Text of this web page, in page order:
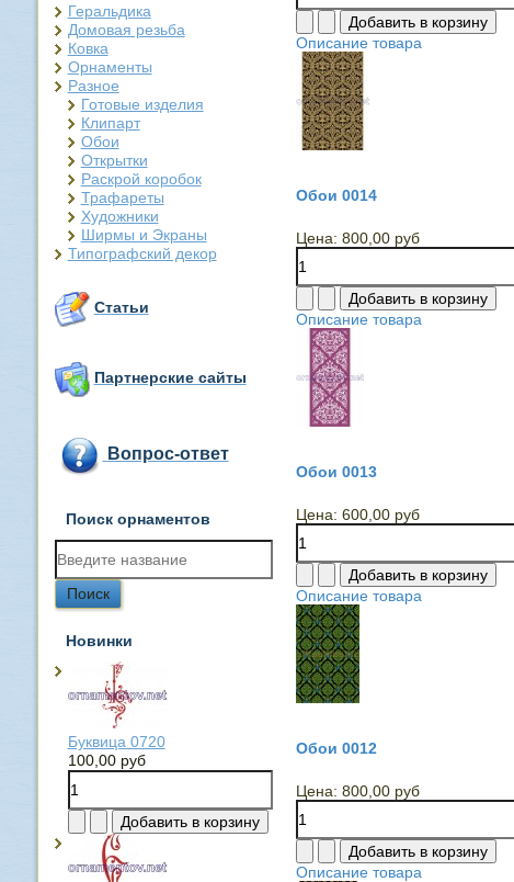
Геральдика
Домовая резьба
Ковка
Орнаменты
Разное
Готовые изделия
Клипарт
Обои
Открытки
Раскрой коробок
Трафареты
Художники
Ширмы и Экраны
Типографский декор
Статьи
Партнерские сайты
Вопрос-ответ
Поиск орнаментов
Новинки
Буквица 0720
100,00 руб
Описание товара
Обои 0014
Цена: 800,00 руб
Описание товара
Обои 0013
Цена: 600,00 руб
Описание товара
Обои 0012
Цена: 800,00 руб
Описание товара